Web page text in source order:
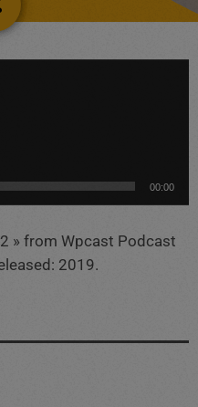
00:00
» from Wpcast Podcast
2019.